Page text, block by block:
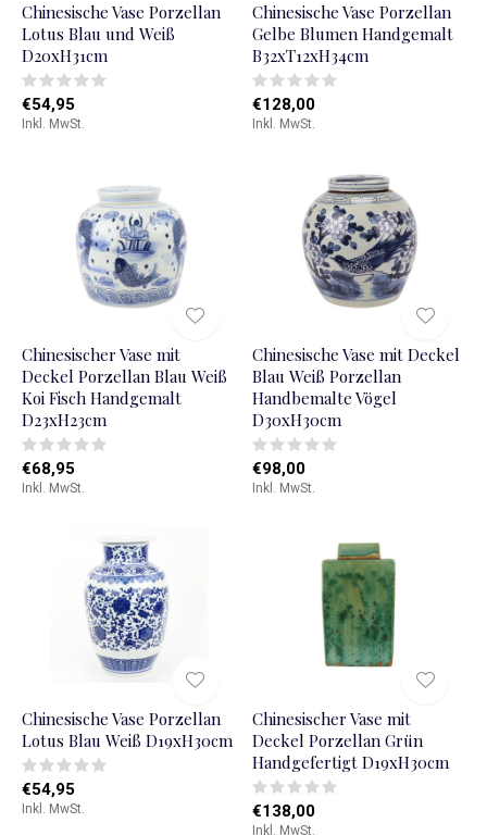
Chinesische Vase Porzellan
Lotus Blau und Weiß
D20xH31cm
€54,95
Inkl. MwSt.
Chinesische Vase Porzellan
Gelbe Blumen Handgemalt
B32xT12xH34cm
€128,00
Inkl. MwSt.
Chinesischer Vase mit
Deckel Porzellan Blau Weiß
Koi Fisch Handgemalt
D23xH23cm
€68,95
Inkl. MwSt.
Chinesische Vase mit Deckel
Blau Weiß Porzellan
Handbemalte Vögel
D30xH30cm
€98,00
Inkl. MwSt.
Chinesische Vase Porzellan
Lotus Blau Weiß D19xH30cm
€54,95
Inkl. MwSt.
Chinesischer Vase mit
Deckel Porzellan Grün
Handgefertigt D19xH30cm
€138,00
Inkl. MwSt.